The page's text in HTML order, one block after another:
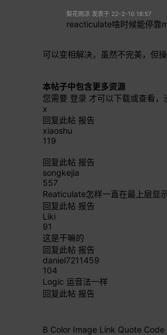
梨花雨凉 发表于 22-2-10 18:57
reacticulate啥时候能停靠
可以变相解决，虽然不完美，但操
本帖子中包含更多资源
您需要 登录 才可以下载或查看，
x
回复此帖 报告
xiaoshu
119
回复此帖 报告
songkejia
557
Reaticulate怎样一直在最上层显示
回复此帖 报告
Liki
91
这是干嘛的
回复此帖 报告
daniel7211459
104
Logic 运音法一样
回复此帖 报告
B Color Image Link Quote Code